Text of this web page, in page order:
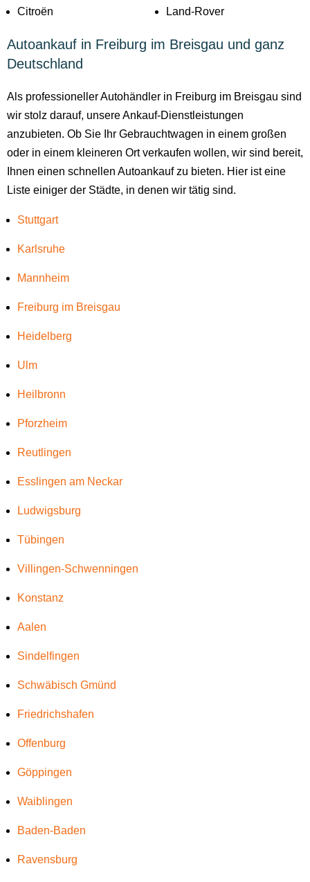
Citroën Land-Rover
Autoankauf in Freiburg im Breisgau und ganz
Deutschland
Als professioneller Autohändler in Freiburg im Breisgau sind
wir stolz darauf, unsere Ankauf-Dienstleistungen
anzubieten. Ob Sie Ihr Gebrauchtwagen in einem großen
oder in einem kleineren Ort verkaufen wollen, wir sind bereit,
Ihnen einen schnellen Autoankauf zu bieten. Hier ist eine
Liste einiger der Städte, in denen wir tätig sind.
Stuttgart
Karlsruhe
Mannheim
Freiburg im Breisgau
Heidelberg
Ulm
Heilbronn
Pforzheim
Reutlingen
Esslingen am Neckar
Ludwigsburg
Tübingen
Villingen-Schwenningen
Konstanz
Aalen
Sindelfingen
Schwäbisch Gmünd
Friedrichshafen
Offenburg
Göppingen
Waiblingen
Baden-Baden
Ravensburg